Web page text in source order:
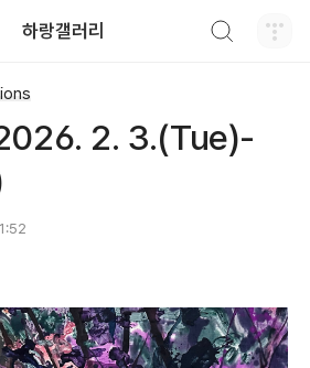
하랑갤러리
2. 3.(Tue)-